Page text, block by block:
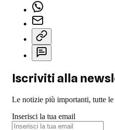
Iscriviti alla
Le notizie più importanti, tutte
Inserisci la tua email